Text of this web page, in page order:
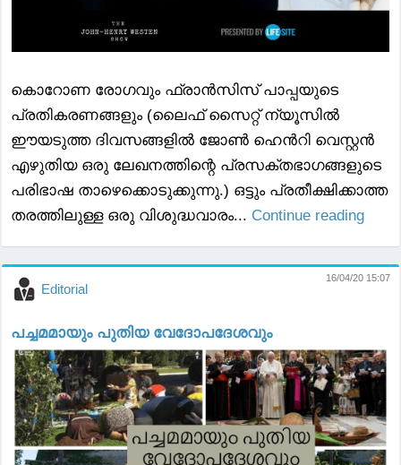
കൊറോണ രോഗവും ഫ്രാൻസിസ് പാപ്പയുടെ
പ്രതികരണങ്ങളും (ലൈഫ് സൈറ്റ് ന്യൂസിൽ
ഈയടുത്ത ദിവസങ്ങളിൽ ജോൺ ഹെൻറി വെസ്റ്റൻ
എഴുതിയ ഒരു ലേഖനത്തിന്റെ പ്രസക്തഭാഗങ്ങളുടെ
പരിഭാഷ താഴെക്കൊടുക്കുന്നു.) ഒട്ടും പ്രതീക്ഷിക്കാത്ത
തരത്തിലുള്ള ഒരു വിശുദ്ധവാരം... Continue reading
Editorial
16/04/20 15:07
പച്ചമമായും പുതിയ വേദോപദേശവും